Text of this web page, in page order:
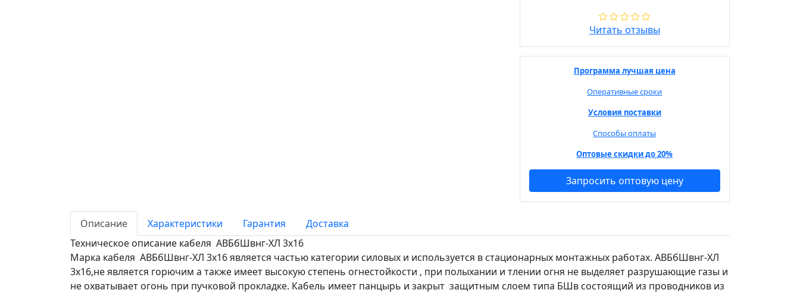
Читать отзывы
Программа лучшая цена
Оперативные сроки
Условия поставки
Способы оплаты
Оптовые скидки до 20%
Запросить оптовую цену
Описание Характеристики Гарантия
Доставка
Техническое описание кабеля АВБбШвнг-ХЛ 3х16
Марка кабеля АВБбШвнг-ХЛ 3х16 является частью категории силовых и используется в стационарных монтажных работах. АВБбШвнг-ХЛ
3х16,не является горючим а также имеет высокую степень огнестойкости , при полыхании и тлении огня не выделяет разрушающие газы и
не охватывает огонь при пучковой прокладке. Кабель имеет панцырь и закрыт защитным слоем типа БШв состоящий из проводников из